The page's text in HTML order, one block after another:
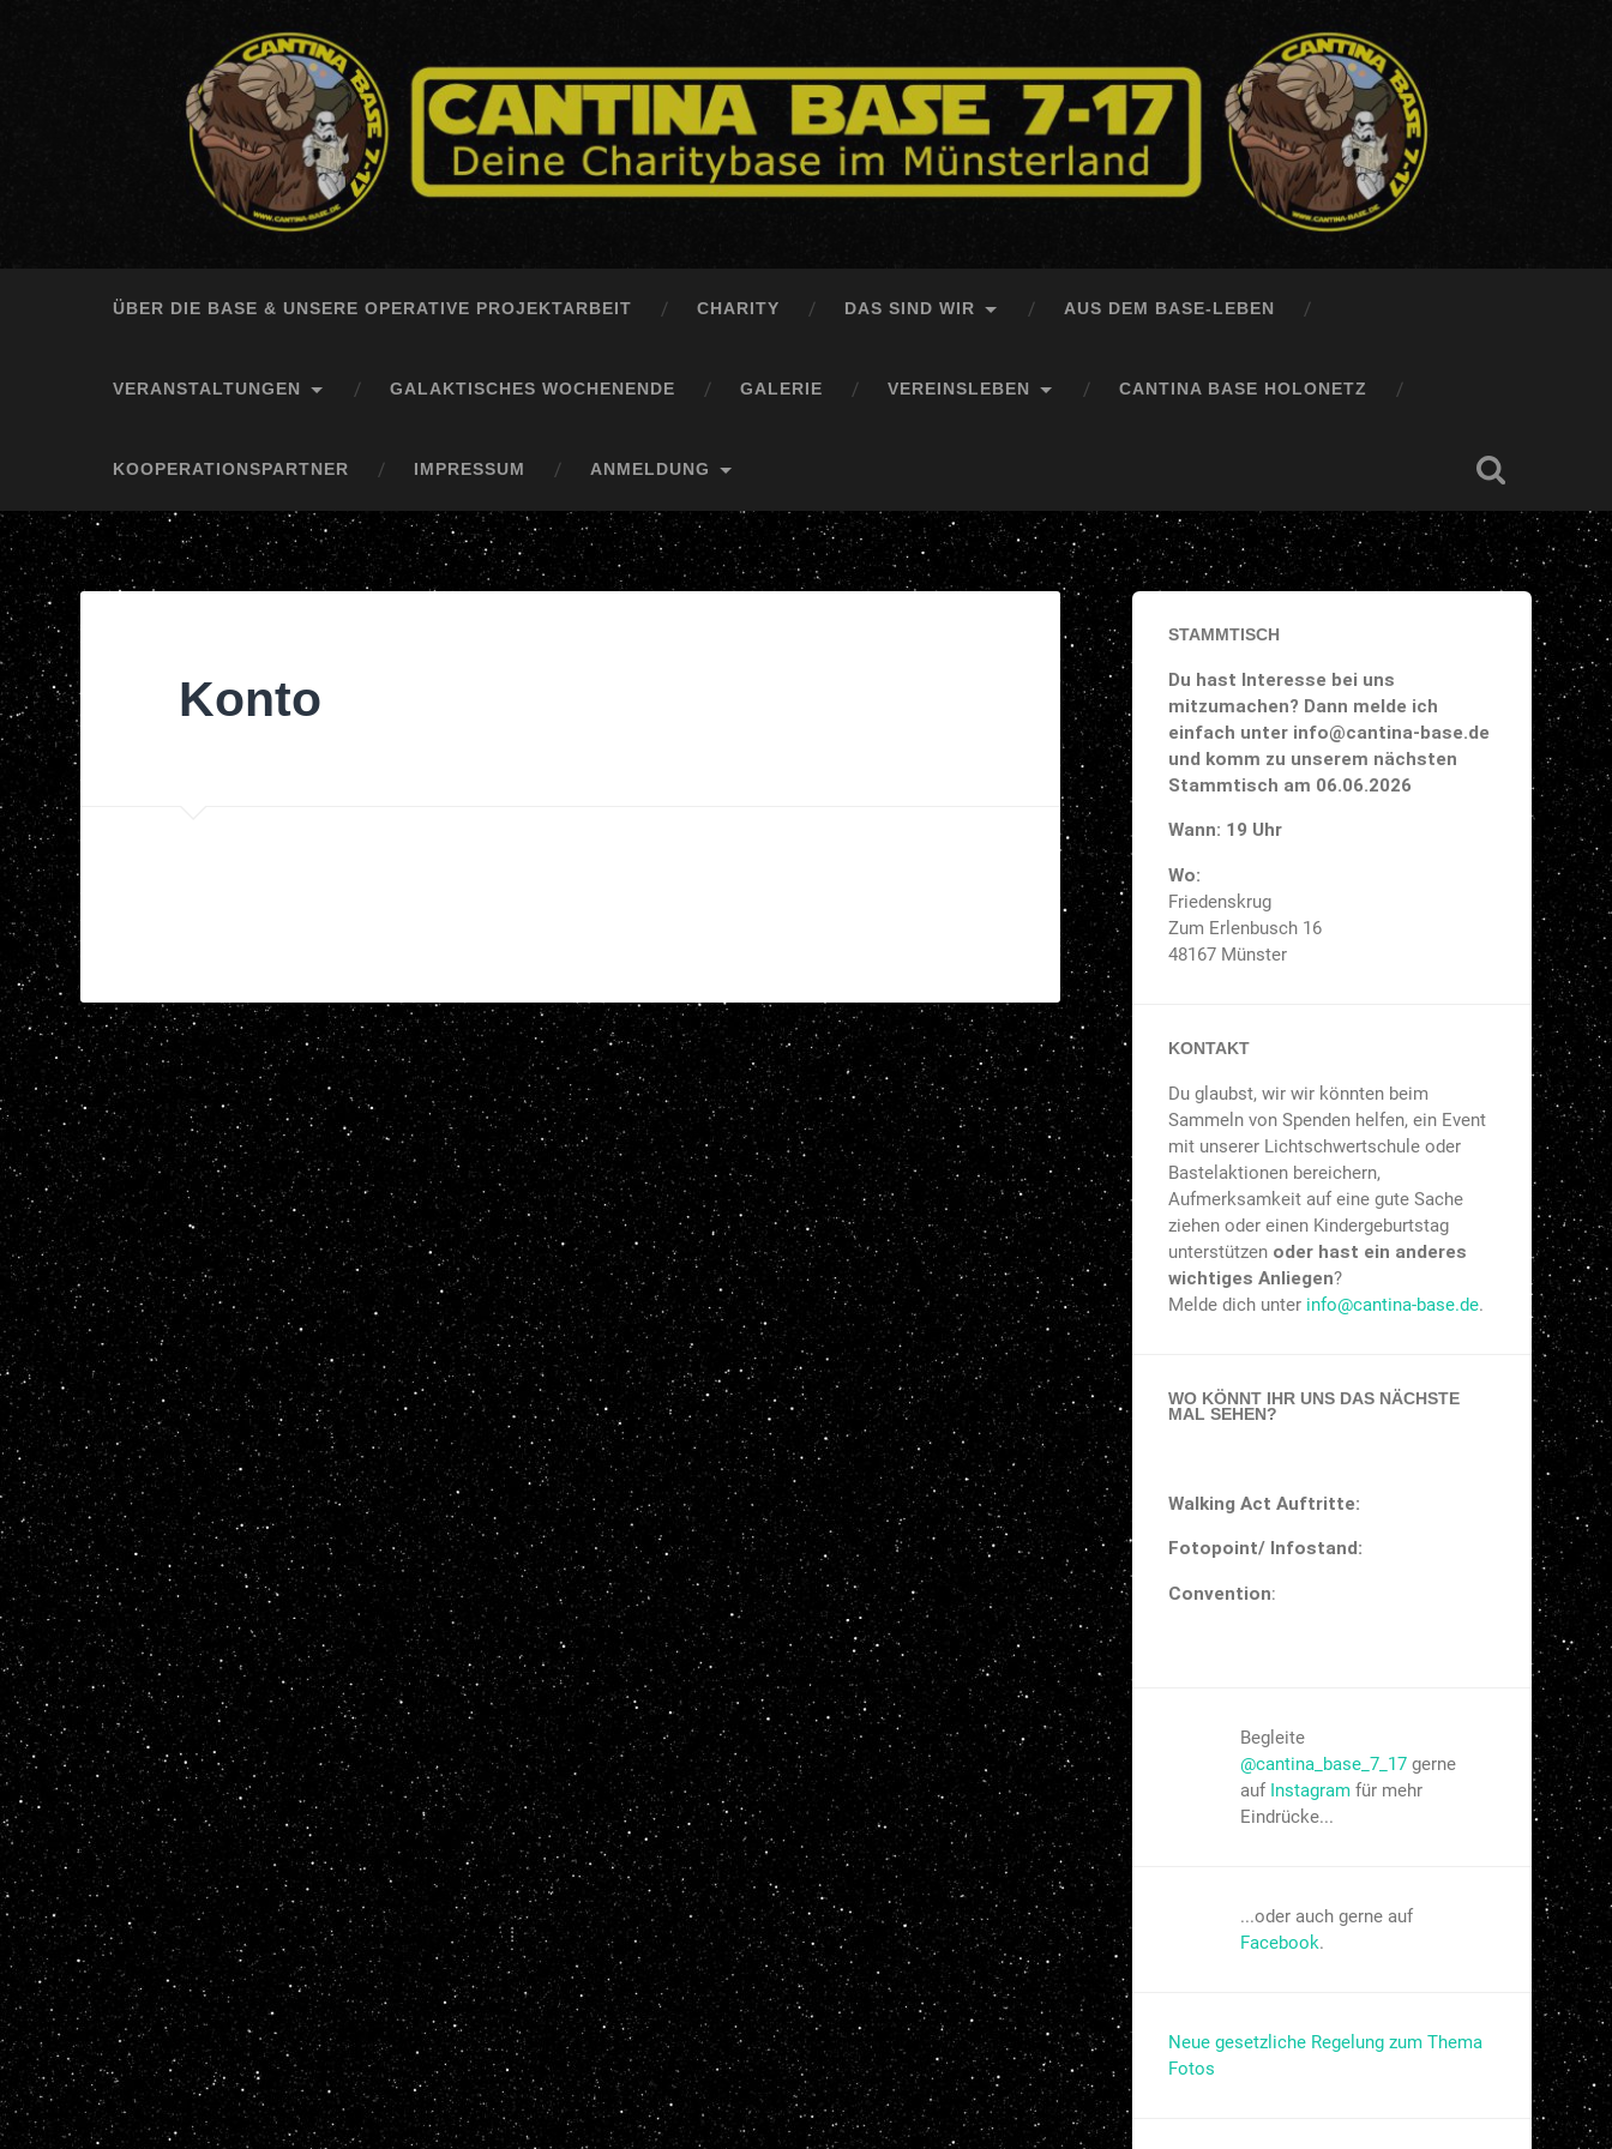
ÜBER DIE BASE & UNSERE OPERATIVE PROJEKTARBEIT CHARITY DAS SIND WIR AUS DEM BASE-LEBEN
VERANSTALTUNGEN GALAKTISCHES WOCHENENDE GALERIE VEREINSLEBEN CANTINA BASE HOLONETZ
KOOPERATIONSPARTNER IMPRESSUM ANMELDUNG
Konto
STAMMTISCH
Du hast Interesse bei uns
mitzumachen? Dann melde ich
einfach unter info@cantina-base.de
und komm zu unserem nächsten
Stammtisch am 06.06.2026
Wann: 19 Uhr
Wo:
Friedenskrug
Zum Erlenbusch 16
48167 Münster
KONTAKT
Du glaubst, wir wir könnten beim
Sammeln von Spenden helfen, ein Event
mit unserer Lichtschwertschule oder
Bastelaktionen bereichern,
Aufmerksamkeit auf eine gute Sache
ziehen oder einen Kindergeburtstag
unterstützen oder hast ein anderes
wichtiges Anliegen?
Melde dich unter info@cantina-base.de.
WO KÖNNT IHR UNS DAS NÄCHSTE
MAL SEHEN?
Walking Act Auftritte:
Fotopoint/ Infostand:
Convention:
Begleite
@cantina_base_7_17gerne
auf Instagramfür mehr
Eindrücke...
...oder auch gerne auf
Facebook.
Neue gesetzliche Regelung zum Thema
Fotos